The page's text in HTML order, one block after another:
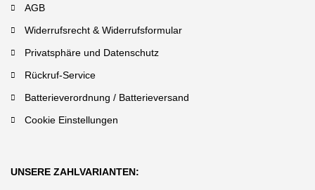
AGB
Widerrufsrecht & Widerrufsformular
Privatsphäre und Datenschutz
Rückruf-Service
Batterieverordnung / Batterieversand
Cookie Einstellungen
UNSERE ZAHLVARIANTEN: